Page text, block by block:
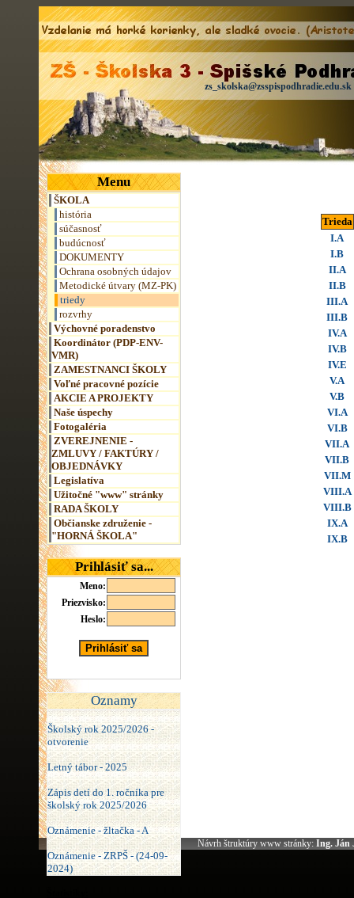
zs_skolska@zsspispodhradie.edu.sk
Menu
ŠKOLA
história
súčasnosť
budúcnosť
DOKUMENTY
Ochrana osobných údajov
Metodické útvary (MZ-PK)
triedy
rozvrhy
Výchovné poradenstvo
Koordinátor (PDP-ENV-
VMR)
ZAMESTNANCI ŠKOLY
Voľné pracovné pozície
AKCIE A PROJEKTY
Naše úspechy
Fotogaléria
ZVEREJNENIE -
ZMLUVY / FAKTÚRY /
OBJEDNÁVKY
Legislatíva
Užitočné "www" stránky
RADA ŠKOLY
Občianske združenie -
"HORNÁ ŠKOLA"
Prihlásiť sa...
Meno:
Priezvisko:
Heslo:
Oznamy
Školský rok 2025/2026 -
otvorenie
Letný tábor - 2025
Zápis detí do 1. ročníka pre
školský rok 2025/2026
Oznámenie - žltačka - A
Oznámenie - ZRPŠ - (24-09-
2024)
Trieda
I.A
I.B
II.A
II.B
III.A
III.B
IV.A
IV.B
IV.E
V.A
V.B
VI.A
VI.B
VII.A
VII.B
VII.M
VIII.A
VIII.B
IX.A
IX.B
Návrh štruktúry www stránky: Ing. Ján